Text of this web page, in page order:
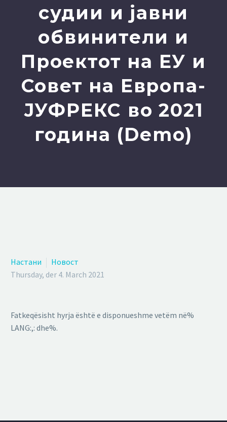
судии и јавни
обвинители и
Проектот на ЕУ и
Совет на Европа-
ЈУФРЕКС во 2021
година (Demo)
Настани
Новост
Thursday, der 4. March 2021
Fatkeqësisht hyrja është e disponueshme vetëm në%
LANG:,: dhe%.